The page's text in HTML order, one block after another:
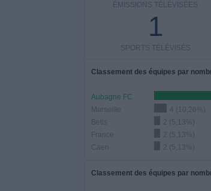
ÉMISSIONS TÉLÉVISÉES
1
SPORTS TÉLÉVISÉS
Classement des équipes par
Aubagne FC
Marseille
4 (10,26%)
Betis
2 (5,13%)
France
2 (5,13%)
Caen
2 (5,13%)
Classement des équipes par